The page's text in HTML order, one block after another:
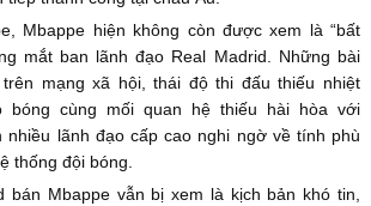
Mbappe hiện không còn được xem là “bất
mắt ban lãnh đạo Real Madrid. Những bài
mạng xã hội, thái độ thi đấu thiếu nhiệt
bóng cùng mối quan hệ thiếu hài hòa với
nhiều lãnh đạo cấp cao nghi ngờ về tính phù
thống đội bóng.
bán Mbappe vẫn bị xem là kịch bản khó tin,